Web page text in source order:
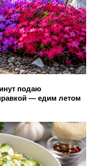
подаю
— едим летом